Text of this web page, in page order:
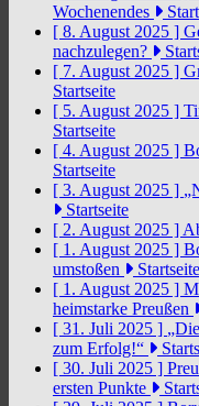
Wochenendes
[ 8. August 2025 ]
nachzulegen?
[ 7. August 2025 ]
Startseite
[ 5. August 2025 ]
Startseite
[ 4. August 2025 ]
Startseite
[ 3. August 2025 ]
Startseite
[ 2. August 2025 ]
[ 1. August 2025 ]
umstoßen
Startseite
[ 1. August 2025 ]
heimstarke Preußen
[ 31. Juli 2025 ]
zum Erfolg!“
[ 30. Juli 2025 ]
ersten Punkte